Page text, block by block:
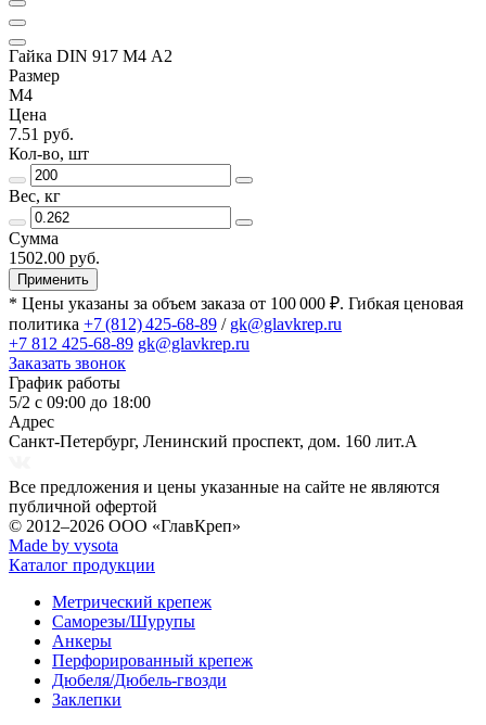
Гайка DIN 917 М4 А2
Размер
М4
Цена
7.51 руб.
Кол-во, шт
Вес, кг
Сумма
1502.00 руб.
Применить
* Цены указаны за объем заказа от 100 000 ₽. Гибкая ценовая
политика +7 (812) 425-68-89 / gk@glavkrep.ru
+7 812 425-68-89 gk@glavkrep.ru
Заказать звонок
График работы
5/2 с 09:00 до 18:00
Адрес
Санкт-Петербург, Ленинский проспект, дом. 160 лит.А
Все предложения и цены указанные на сайте не являются
публичной офертой
© 2012–2026 ООО «ГлавКреп»
Made by vysota
Каталог продукции
Метрический крепеж
Саморезы/Шурупы
Анкеры
Перфорированный крепеж
Дюбеля/Дюбель-гвозди
Заклепки